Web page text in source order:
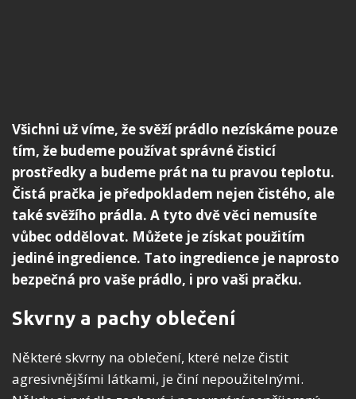
Všichni už víme, že svěží prádlo nezískáme pouze
tím, že budeme používat správné čisticí
prostředky a budeme prát na tu pravou teplotu.
Čistá pračka je předpokladem nejen čistého, ale
také svěžího prádla. A tyto dvě věci nemusíte
vůbec oddělovat. Můžete je získat použitím
jediné ingredience. Tato ingredience je naprosto
bezpečná pro vaše prádlo, i pro vaši pračku.
Skvrny a pachy oblečení
Některé skvrny na oblečení, které nelze čistit
agresivnějšími látkami, je činí nepoužitelnými.